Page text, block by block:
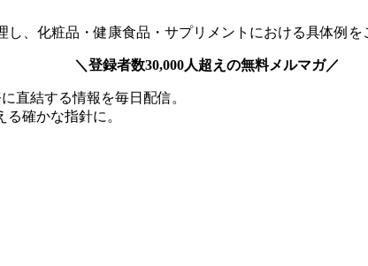
、化粧品・健康食品・サプリメントにおける具体例
＼登録者数30,000人超えの無料メルマガ／
直結する情報を毎日配信。
確かな指針に。